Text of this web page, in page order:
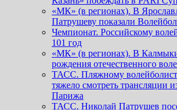
«МК» (в регионах). В
Патрушеву показали
Чемпионат. Российскому
101 год
«МК» (в регионах). В
рождения отечественного
ТАСС. Пляжному
тяжело смотреть трансляции
Парижа
ТАСС. Николай Патрушев